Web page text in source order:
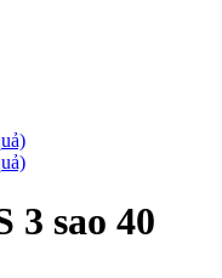
3 sao 40